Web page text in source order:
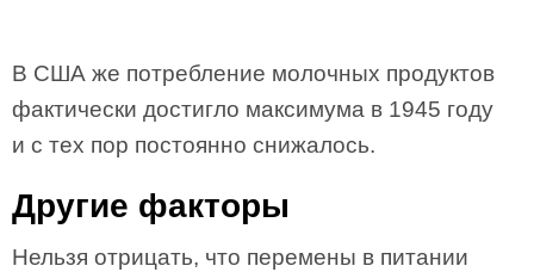
В США же потребление молочных продуктов
фактически достигло максимума в 1945 году
и с тех пор постоянно снижалось.
Другие факторы
Нельзя отрицать, что перемены в питании